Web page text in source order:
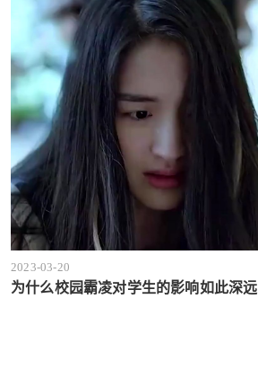
2023-03-20
为什么校园霸凌对学生的影响如此深远